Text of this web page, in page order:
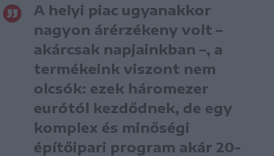
A helyi piac ugyanakkor
nagyon árérzékeny volt –
akárcsak napjainkban –, a
termékeink viszont nem
olcsók: ezek háromezer
eurótól kezdődnek, de egy
komplex és minőségi
építőipari program akár 20-